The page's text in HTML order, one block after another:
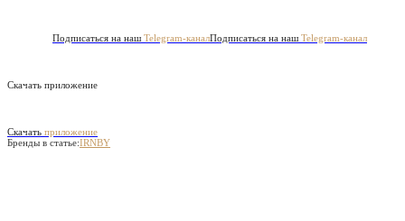
Подписаться на наш Telegram-каналПодписаться на наш Telegram-канал
Скачать приложение
Скачать приложение
Бренды в статье:IRNBY